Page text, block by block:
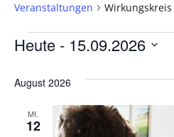
Veranstaltungen Wirkungskreis
Heute - 15.09.2026
August 2026
MI.
12